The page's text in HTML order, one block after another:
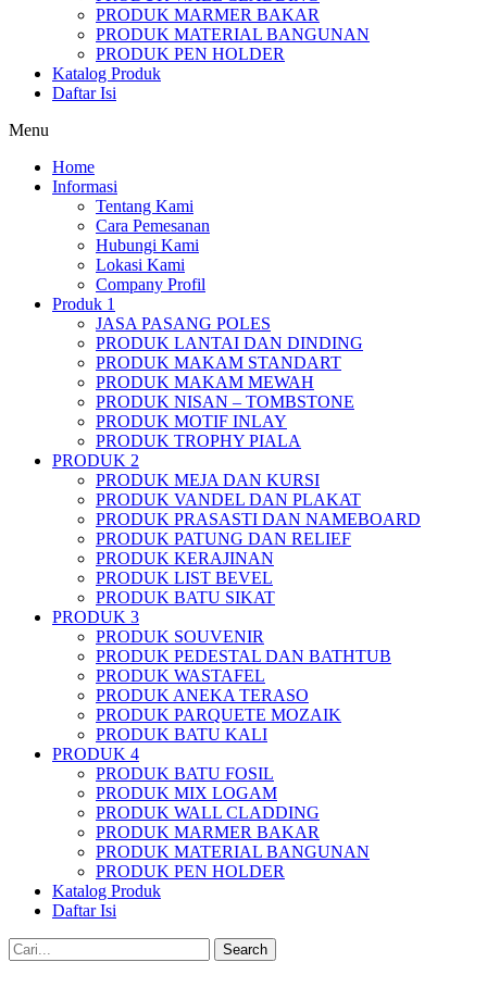
PRODUK MARMER BAKAR
PRODUK MATERIAL BANGUNAN
PRODUK PEN HOLDER
Katalog Produk
Daftar Isi
Menu
Home
Informasi
Tentang Kami
Cara Pemesanan
Hubungi Kami
Lokasi Kami
Company Profil
Produk 1
JASA PASANG POLES
PRODUK LANTAI DAN DINDING
PRODUK MAKAM STANDART
PRODUK MAKAM MEWAH
PRODUK NISAN – TOMBSTONE
PRODUK MOTIF INLAY
PRODUK TROPHY PIALA
PRODUK 2
PRODUK MEJA DAN KURSI
PRODUK VANDEL DAN PLAKAT
PRODUK PRASASTI DAN NAMEBOARD
PRODUK PATUNG DAN RELIEF
PRODUK KERAJINAN
PRODUK LIST BEVEL
PRODUK BATU SIKAT
PRODUK 3
PRODUK SOUVENIR
PRODUK PEDESTAL DAN BATHTUB
PRODUK WASTAFEL
PRODUK ANEKA TERASO
PRODUK PARQUETE MOZAIK
PRODUK BATU KALI
PRODUK 4
PRODUK BATU FOSIL
PRODUK MIX LOGAM
PRODUK WALL CLADDING
PRODUK MARMER BAKAR
PRODUK MATERIAL BANGUNAN
PRODUK PEN HOLDER
Katalog Produk
Daftar Isi
Search